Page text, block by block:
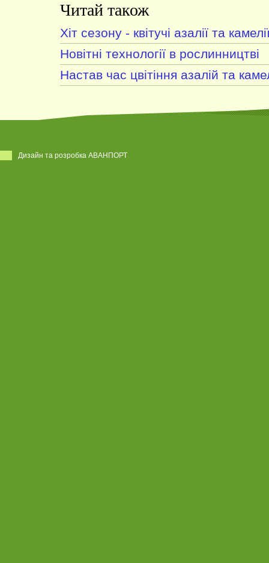
Читай також
Хіт сезону - квітучі азалії та
Новітні технології в рослинництві
Настав час цвітіння азалій та
Дизайн та розробка АВАНПОРТ